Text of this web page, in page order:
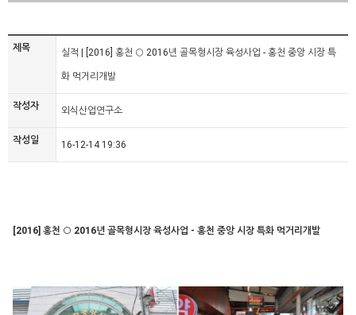
제목 실적 | [2016] 홍천 ○ 2016년 골목형시장 육성사업 - 홍천 중앙 시장 특
화 먹거리개발
작성자 외식산업연구소
작성일 16-12-14 19:36
[2016] 홍천 ○ 2016년 골목형시장 육성사업 - 홍천 중앙 시장 특화 먹거리개발